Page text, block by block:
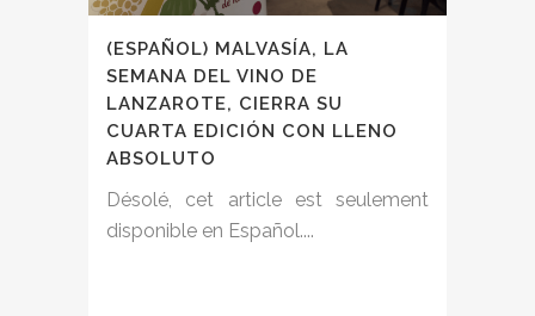
(ESPAÑOL) MALVASÍA, LA
SEMANA DEL VINO DE
LANZAROTE, CIERRA SU
CUARTA EDICIÓN CON LLENO
ABSOLUTO
Désolé, cet article est seulement
disponible en Español....